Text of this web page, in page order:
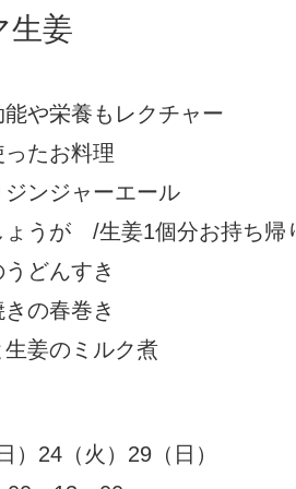
生姜
や栄養もレクチャー
たお料理
ジンジャーエール
ょうが /生姜1個分お持ち帰
うどんすき
きの春巻き
生姜のミルク煮
）24（火）29（日）